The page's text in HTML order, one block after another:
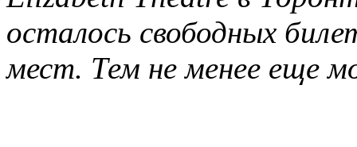
осталось свободных
мест. Тем не менее еще